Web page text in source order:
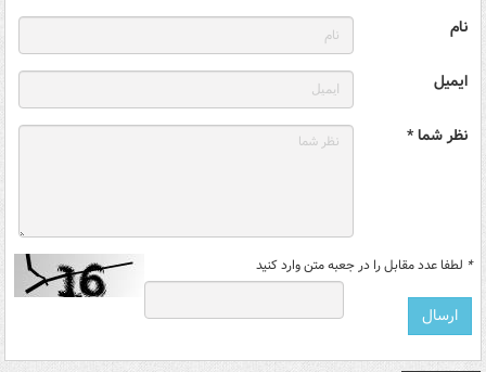
نام
ایمیل
نظر شما *
* لطفا عدد مقابل را در جعبه متن وارد کنید